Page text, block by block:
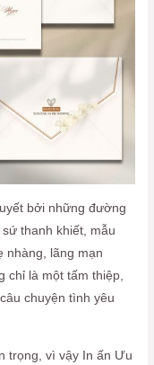
bởi những đường
thanh khiết, mẫu
nhàng, lãng mạn
chỉ là một tấm thiệp,
chuyện tình yêu
trọng, vì vậy In ấn Ưu